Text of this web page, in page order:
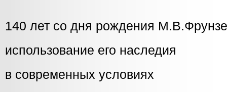
140 лет со дня рождения
использование его наследия
в современных условиях